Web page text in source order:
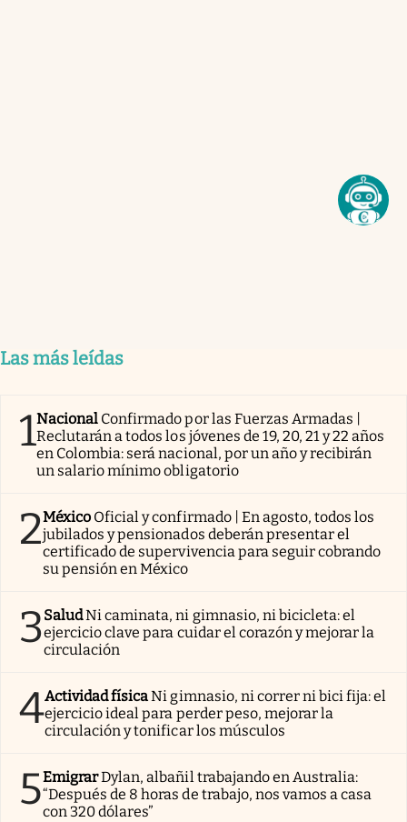
Las más leídas
1Nacional Confirmado por las Fuerzas Armadas |
Reclutarán a todos los jóvenes de 19, 20, 21 y 22 años
en Colombia: será nacional, por un año y recibirán
un salario mínimo obligatorio
2México Oficial y confirmado | En agosto, todos los
jubilados y pensionados deberán presentar el
certificado de supervivencia para seguir cobrando
su pensión en México
3SaludNi caminata, ni gimnasio, ni bicicleta: el
ejercicio clave para cuidar el corazón y mejorar la
circulación
4Actividad físicaNi gimnasio, ni correr ni bici fija: el
ejercicio ideal para perder peso, mejorar la
circulación y tonificar los músculos
5EmigrarDylan, albañil trabajando en Australia:
“Después de 8 horas de trabajo, nos vamos a casa
con 320 dólares”